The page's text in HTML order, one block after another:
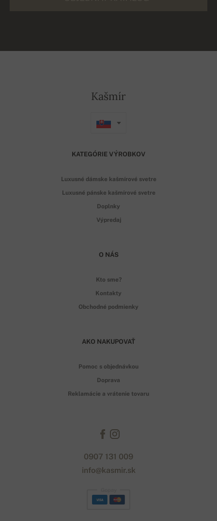
Kašmír
KATEGÓRIE VÝROBKOV
Luxusné dámske kašmírové svetre
Luxusné pánske kašmírové svetre
Doplnky
Výpredaj
O NÁS
Kto sme?
Kontakty
Obchodné podmienky
AKO NAKUPOVAŤ
Pomoc s objednávkou
Doprava
Reklamácie a vrátenie tovaru
0907 131 009
info@kasmir.sk